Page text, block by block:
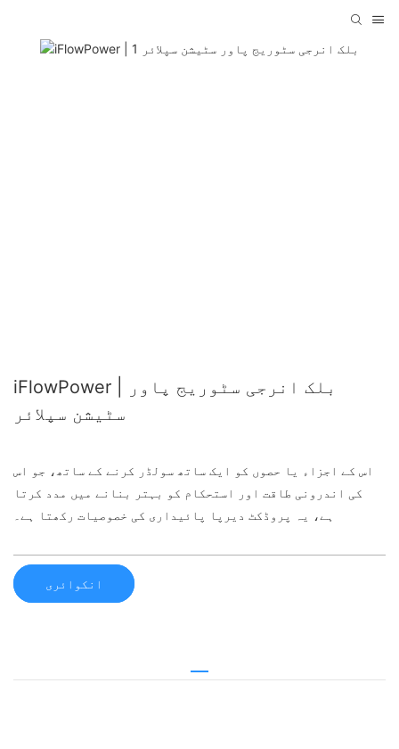
iFlowPower | بلک انرجی سٹوریج پاور
سٹیشن سپلائر
اس کے اجزاء یا حصوں کو ایک ساتھ سولڈر کرنے کے ساتھ، جو اس
کی اندرونی طاقت اور استحکام کو بہتر بنانے میں مدد کرتا
ہے، یہ پروڈکٹ دیرپا پائیداری کی خصوصیات رکھتا ہے۔
انکوائری